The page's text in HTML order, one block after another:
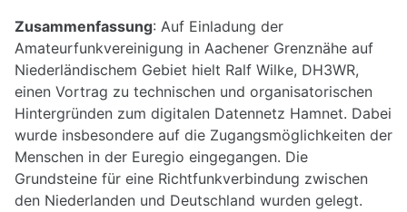
Zusammenfassung: Auf Einladung der
Amateurfunkvereinigung in Aachener Grenznähe auf
Niederländischem Gebiet hielt Ralf Wilke, DH3WR,
einen Vortrag zu technischen und organisatorischen
Hintergründen zum digitalen Datennetz Hamnet. Dabei
wurde insbesondere auf die Zugangsmöglichkeiten der
Menschen in der Euregio eingegangen. Die
Grundsteine für eine Richtfunkverbindung zwischen
den Niederlanden und Deutschland wurden gelegt.